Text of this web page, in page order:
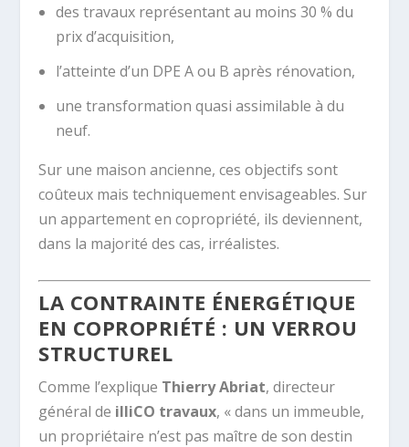
des travaux représentant au moins 30 % du
prix d’acquisition,
l’atteinte d’un DPE A ou B après rénovation,
une transformation quasi assimilable à du
neuf.
Sur une maison ancienne, ces objectifs sont
coûteux mais techniquement envisageables. Sur
un appartement en copropriété, ils deviennent,
dans la majorité des cas, irréalistes.
LA CONTRAINTE ÉNERGÉTIQUE
EN COPROPRIÉTÉ : UN VERROU
STRUCTUREL
Comme l’explique Thierry Abriat, directeur
général de illiCO travaux, « dans un immeuble,
un propriétaire n’est pas maître de son destin